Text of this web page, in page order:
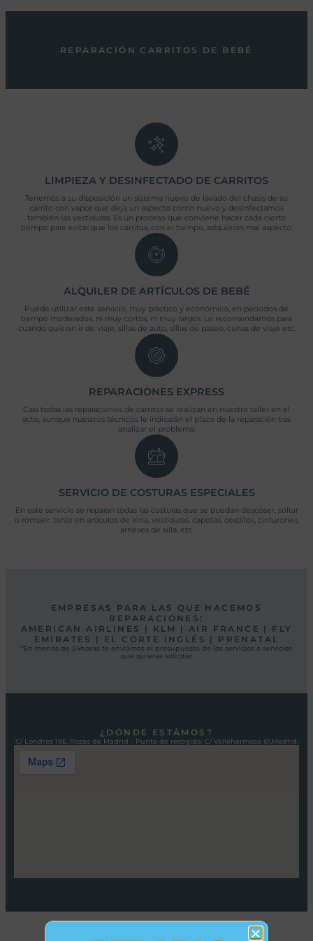
REPARACIÓN CARRITOS DE BEBÉ
LIMPIEZA Y DESINFECTADO DE CARRITOS
Tenemos a su disposición un sistema nuevo de lavado del chasis de su
carrito con vapor que deja un aspecto como nuevo y desinfectamos
también las vestiduras. Es un proceso que conviene hacer cada cierto
tiempo para evitar que los carritos, con el tiempo, adquieran mal aspecto.
ALQUILER DE ARTÍCULOS DE BEBÉ
Puede utilizar este servicio, muy practico y económico, en periodos de
tiempo moderados, ni muy cortos, ni muy largos. Lo recomendamos para
cuando quieran ir de viaje, sillas de auto, sillas de paseo, cunas de viaje etc.
REPARACIONES EXPRESS
Casi todas las reparaciones de carritos se realizan en nuestro taller en el
acto, aunque nuestros técnicos le indicarán el plazo de la reparación tras
analizar el problema.
SERVICIO DE COSTURAS ESPECIALES
En este servicio se reparan todas las costuras que se puedan descoser, soltar
o romper, tanto en artículos de lona, vestiduras, capotas, cestillos, cinturones,
arneses de silla, etc.
EMPRESAS PARA LAS QUE HACEMOS
REPARACIONES:
AMERICAN AIRLINES | KLM | AIR FRANCE | FLY
EMIRATES | EL CORTE INGLÉS | PRENATAL
*En menos de 24horas te enviamos el presupuesto de los servicios o servicios
que quieras solicitar.
¿DÓNDE ESTÁMOS?
C/ Londres 19E, Rozas de Madrid - Punto de recogida: C/ Vallehermoso 61,Madrid.